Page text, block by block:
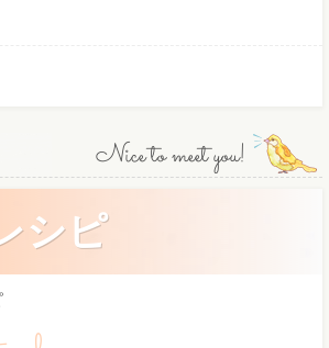
Nice to meet you!
シピ